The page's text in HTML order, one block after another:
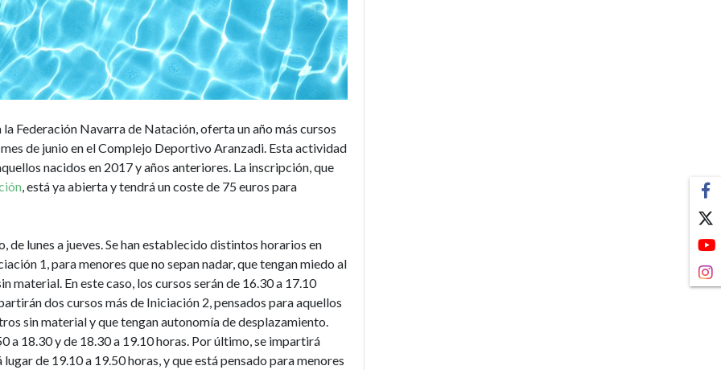
Federación Navarra de Natación, oferta un año más cursos
de junio en el Complejo Deportivo Aranzadi. Esta actividad
nacidos en 2017 y años anteriores. La inscripción, que
, está ya abierta y tendrá un coste de 75 euros para
de lunes a jueves. Se han establecido distintos horarios en
1, para menores que no sepan nadar, que tengan miedo al
material. En este caso, los cursos serán de 16.30 a 17.10
dos cursos más de Iniciación 2, pensados para aquellos
sin material y que tengan autonomía de desplazamiento.
a 18.30 y de 18.30 a 19.10 horas. Por último, se impartirá
de 19.10 a 19.50 horas, y que está pensado para menores